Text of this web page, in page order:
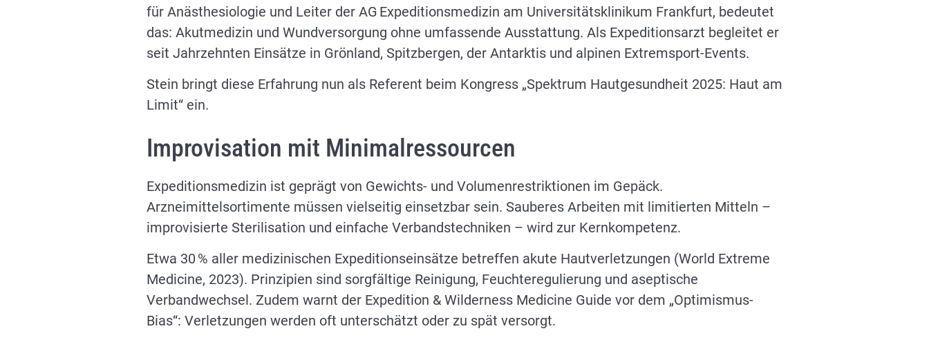
für Anästhesiologie und Leiter der AG Expeditionsmedizin am Universitätsklinikum Frankfurt, bedeutet
das: Akutmedizin und Wundversorgung ohne umfassende Ausstattung. Als Expeditionsarzt begleitet er
seit Jahrzehnten Einsätze in Grönland, Spitzbergen, der Antarktis und alpinen Extremsport-Events.
Stein bringt diese Erfahrung nun als Referent beim Kongress „Spektrum Hautgesundheit 2025: Haut am
Limit“ ein.
Improvisation mit Minimalressourcen
Expeditionsmedizin ist geprägt von Gewichts- und Volumenrestriktionen im Gepäck.
Arzneimittelsortimente müssen vielseitig einsetzbar sein. Sauberes Arbeiten mit limitierten Mitteln –
improvisierte Sterilisation und einfache Verbandstechniken – wird zur Kernkompetenz.
Etwa 30 % aller medizinischen Expeditionseinsätze betreffen akute Hautverletzungen (World Extreme
Medicine, 2023). Prinzipien sind sorgfältige Reinigung, Feuchteregulierung und aseptische
Verbandwechsel. Zudem warnt der Expedition & Wilderness Medicine Guide vor dem „Optimismus-
Bias“: Verletzungen werden oft unterschätzt oder zu spät versorgt.